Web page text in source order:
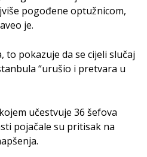
pogođene optužnicom,
je.
to pokazuje da se cijeli slučaj
“urušio i pretvara u
učestvuje 36 šefova
pojačale su pritisak na